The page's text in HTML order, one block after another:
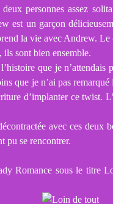
personnes assez
est un garçon
la vie avec Andrew.
sont bien ensemble.
que je n’attendais
que je n’ai pas
d’implanter ce twist.
avec ces deux
pu se rencontrer.
Romance sous le titre